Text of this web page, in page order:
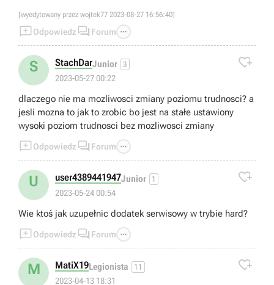
[wyedytowany przez wojtek77 2023-08-27 16:56:40]
Odpowiedz  Forum 
S StachDarJunior 3
2023-05-27 00:22

dlaczego nie ma mozliwosci zmiany poziomu trudnosci? a
jesli mozna to jak to zrobic bo jest na stałe ustawiony
wysoki poziom trudnosci bez mozliwosci zmiany
Odpowiedz  Forum 
U user4389441947Junior 1
2023-05-24 00:54

Wie ktoś jak uzupełnic dodatek serwisowy w trybie hard?
Odpowiedz  Forum 
M MatiX19Legionista 11
2023-04-13 18:31
